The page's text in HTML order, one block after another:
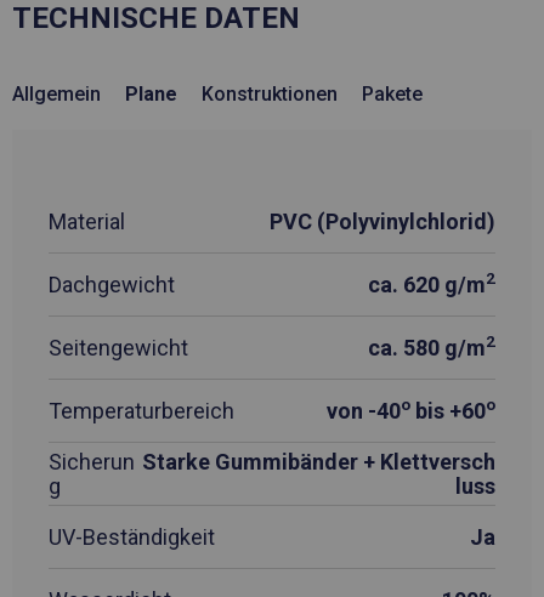
TECHNISCHE DATEN
Allgemein Plane Konstruktionen Pakete
Material PVC (Polyvinylchlorid)
Dachgewicht ca. 620 g/m2
Seitengewicht ca. 580 g/m2
Temperaturbereich von -40o bis +60o
Sicherun
g
Starke Gummibänder + Klettversch
luss
UV-Beständigkeit
Ja